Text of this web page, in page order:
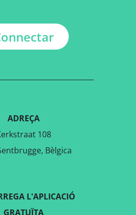
ADREÇA
108
Bèlgica
L'APLICACIÓ
GRATUÏTA